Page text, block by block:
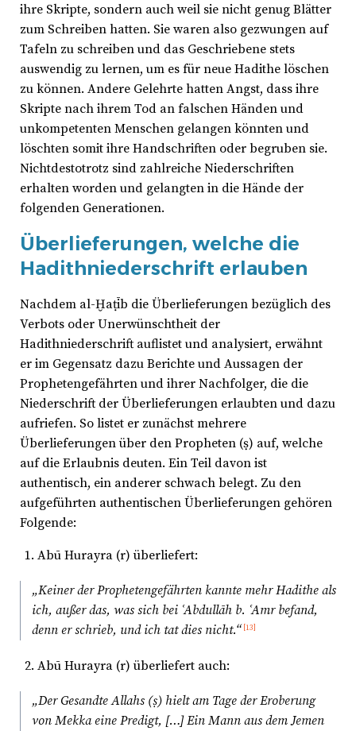
ihre Skripte, sondern auch weil sie nicht genug Blätter
zum Schreiben hatten. Sie waren also gezwungen auf
Tafeln zu schreiben und das Geschriebene stets
auswendig zu lernen, um es für neue Hadithe löschen
zu können. Andere Gelehrte hatten Angst, dass ihre
Skripte nach ihrem Tod an falschen Händen und
unkompetenten Menschen gelangen könnten und
löschten somit ihre Handschriften oder begruben sie.
Nichtdestotrotz sind zahlreiche Niederschriften
erhalten worden und gelangten in die Hände der
folgenden Generationen.
Überlieferungen, welche die
Hadithniederschrift erlauben
Nachdem al-Ḫaṭīb die Überlieferungen bezüglich des
Verbots oder Unerwünschtheit der
Hadithniederschrift auflistet und analysiert, erwähnt
er im Gegensatz dazu Berichte und Aussagen der
Prophetengefährten und ihrer Nachfolger, die die
Niederschrift der Überlieferungen erlaubten und dazu
aufriefen. So listet er zunächst mehrere
Überlieferungen über den Propheten (ṣ) auf, welche
auf die Erlaubnis deuten. Ein Teil davon ist
authentisch, ein anderer schwach belegt. Zu den
aufgeführten authentischen Überlieferungen gehören
Folgende:
Abū Hurayra (r) überliefert:
„Keiner der Prophetengefährten kannte mehr Hadithe als
ich, außer das, was sich bei ʿAbdullāh b. ʿAmr befand,
denn er schrieb, und ich tat dies nicht.“ [13]
Abū Hurayra (r) überliefert auch:
„Der Gesandte Allahs (ṣ) hielt am Tage der Eroberung
von Mekka eine Predigt, […] Ein Mann aus dem Jemen